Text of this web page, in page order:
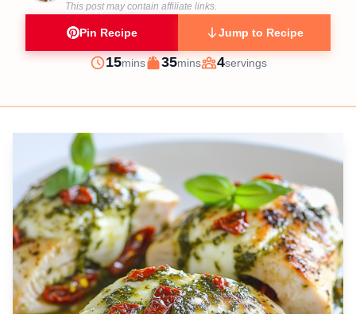
This post may contain affiliate links.
Pin Recipe Jump to Recipe
Prep
15minutes
mins
Cook
35minutes
mins
Servings
4servings